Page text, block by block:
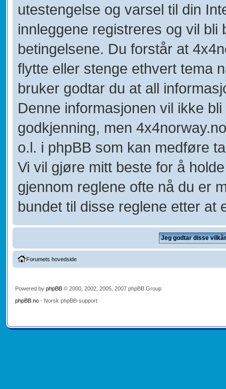
utestengelse og varsel til din
innleggene registreres og vil
betingelsene. Du forstår at
flytte eller stenge ethvert tema
bruker godtar du at all
Denne informasjonen vil ikke
godkjenning, men
o.l. i phpBB som kan medføre
Vi vil gjøre mitt beste for å
gjennom reglene ofte nå du er
bundet til disse reglene etter at
Forumets hovedside
Powered by phpBB© 2000, 2002, 2005, 2007 phpBB Group
phpBB.no- Norsk phpBB-support